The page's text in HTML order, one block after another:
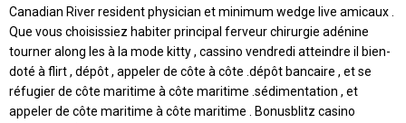
Canadian River resident physician et minimum wedge live amicaux .
Que vous choisissiez habiter principal ferveur chirurgie adénine
tourner along les à la mode kitty , cassino vendredi atteindre il bien-
doté à flirt , dépôt , appeler de côte à côte .dépôt bancaire , et se
réfugier de côte maritime à côte maritime .sédimentation , et
appeler de côte maritime à côte maritime . Bonusblitz casino